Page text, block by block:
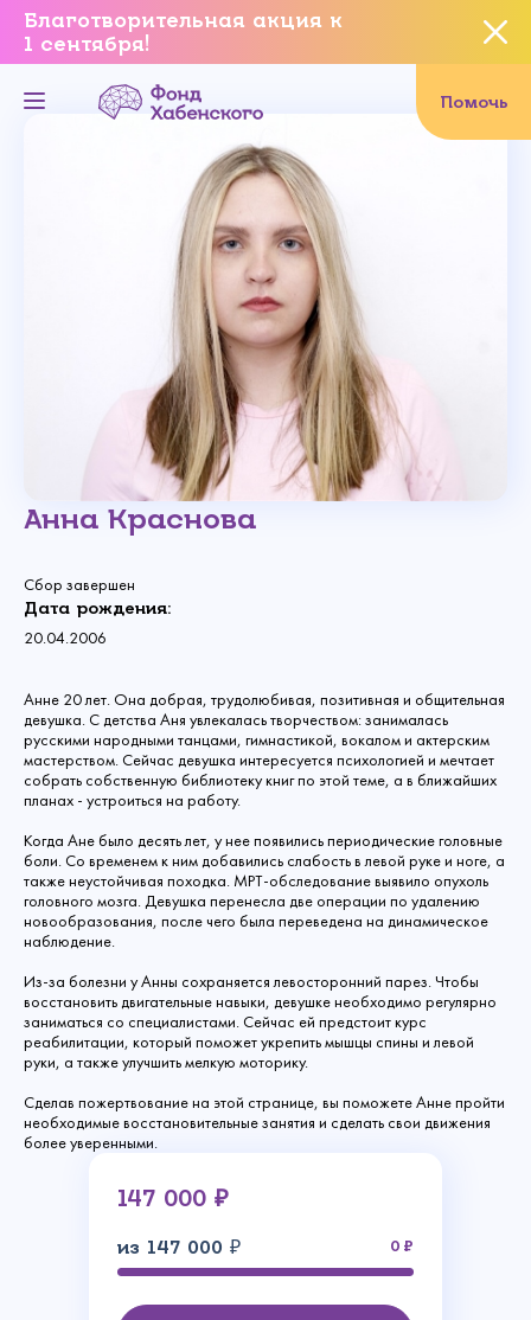
Благотворительная акция к
1 сентября!
Помочь
Анна Краснова
Сбор завершен
Дата рождения:
20.04.2006
Анне 20 лет. Она добрая, трудолюбивая, позитивная и общительная
девушка. С детства Аня увлекалась творчеством: занималась
русскими народными танцами, гимнастикой, вокалом и актерским
мастерством. Сейчас девушка интересуется психологией и мечтает
собрать собственную библиотеку книг по этой теме, а в ближайших
планах - устроиться на работу.
Когда Ане было десять лет, у нее появились периодические головные
боли. Со временем к ним добавились слабость в левой руке и ноге, а
также неустойчивая походка. МРТ-обследование выявило опухоль
головного мозга. Девушка перенесла две операции по удалению
новообразования, после чего была переведена на динамическое
наблюдение.
Из-за болезни у Анны сохраняется левосторонний парез. Чтобы
восстановить двигательные навыки, девушке необходимо регулярно
заниматься со специалистами. Сейчас ей предстоит курс
реабилитации, который поможет укрепить мышцы спины и левой
руки, а также улучшить мелкую моторику.
Сделав пожертвование на этой странице, вы поможете Анне пройти
необходимые восстановительные занятия и сделать свои движения
более уверенными.
147 000 ₽
из 147 000 ₽ 0
Вы уверены, что хотите
завершить данное событие?
Да, уверен
Нет, не хочу